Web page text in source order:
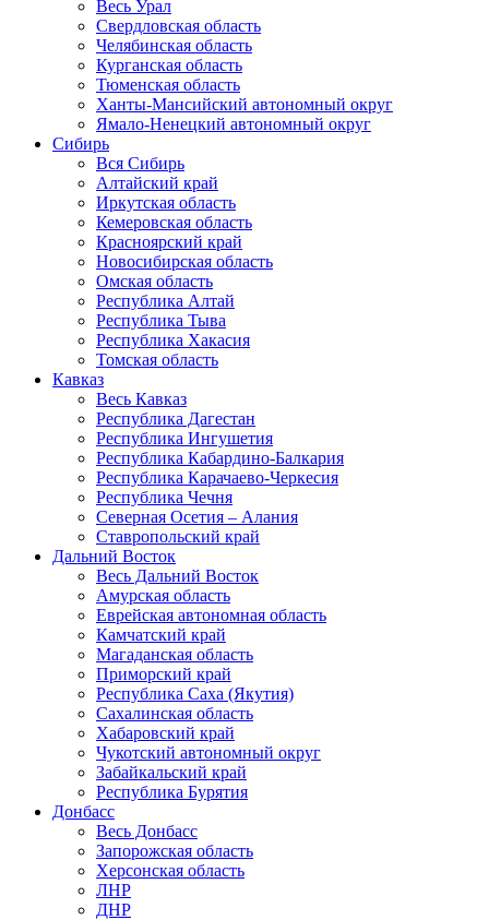
Весь Урал
Свердловская область
Челябинская область
Курганская область
Тюменская область
Ханты-Мансийский автономный округ
Ямало-Ненецкий автономный округ
Сибирь
Вся Сибирь
Алтайский край
Иркутская область
Кемеровская область
Красноярский край
Новосибирская область
Омская область
Республика Алтай
Республика Тыва
Республика Хакасия
Томская область
Кавказ
Весь Кавказ
Республика Дагестан
Республика Ингушетия
Республика Кабардино-Балкария
Республика Карачаево-Черкесия
Республика Чечня
Северная Осетия – Алания
Ставропольский край
Дальний Восток
Весь Дальний Восток
Амурская область
Еврейская автономная область
Камчатский край
Магаданская область
Приморский край
Республика Саха (Якутия)
Сахалинская область
Хабаровский край
Чукотский автономный округ
Забайкальский край
Республика Бурятия
Донбасс
Весь Донбасс
Запорожская область
Херсонская область
ЛНР
ДНР